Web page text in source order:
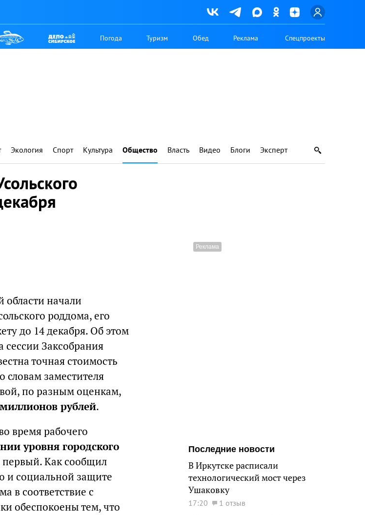
Погода Туризм Обед Реклама Спецпроекты
Экология Спорт Культура Общество Власть Видео Блоги Эксперт
области начали
роддома, его
до 14 декабря. Об этом
сессии Заксобрания
точная стоимость
заместителя
по разным оценкам,
рублей.
время рабочего
уровня городского
первый. Как сообщил
и социальной защите
в соответствие с
обеспокоены тем, что
Последние новости
В Иркутске расписали
технологический мост через
Ушаковку
17:20 1 отзыв